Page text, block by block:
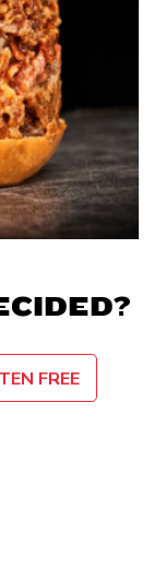
FREE